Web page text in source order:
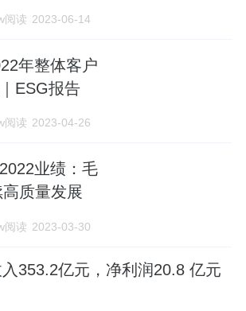
阅读 2023-06-14
年整体客户
ESG报告
阅读 2023-04-26
业绩：毛
质量发展
阅读 2023-03-30
353.2亿元，净利润20.8 亿元